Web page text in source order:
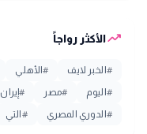
trending_upالأكثر رواجاً
# الخبر لايف #الأهلي
# اليوم #مصر #إيران
# الدوري المصري # التي